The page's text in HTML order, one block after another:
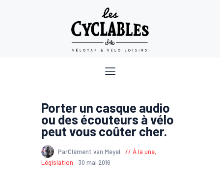
Porter un casque audio
ou des écouteurs à vélo
peut vous coûter cher.
ParClément van Meyel À la une,
Législation
30 mai 2016